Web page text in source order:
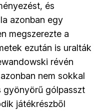
és
azonban egy
megszerezte a
ezután is uralták
révén
nem sokkal
gyönyörű gólpasszt
játékrészből